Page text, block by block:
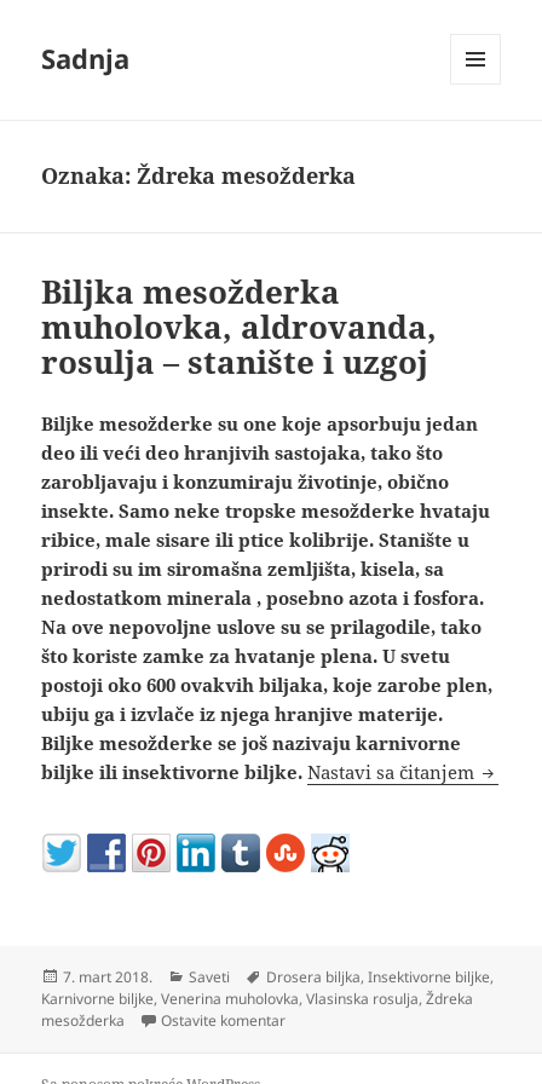
Sadnja
Oznaka:Ždreka mesožderka
Biljka mesožderka
muholovka, aldrovanda,
rosulja – stanište i uzgoj
Biljke mesožderke su one koje apsorbuju jedan
deo ili veći deo hranjivih sastojaka, tako što
zarobljavaju i konzumiraju životinje, obično
insekte. Samo neke tropske mesožderke hvataju
ribice, male sisare ili ptice kolibrije. Stanište u
prirodi su im siromašna zemljišta, kisela, sa
nedostatkom minerala , posebno azota i fosfora.
Na ove nepovoljne uslove su se prilagodile, tako
što koriste zamke za hvatanje plena. U svetu
postoji oko 600 ovakvih biljaka, koje zarobe plen,
ubiju ga i izvlače iz njega hranjive materije.
Biljke mesožderke se još nazivaju karnivorne
biljke ili insektivorne biljke. Nastavi sa čitanjem Biljka
Objavljeno
7. mart 2018. Kategorije
Saveti Oznake
Drosera biljka,Insektivorne biljke,
Karnivorne biljke,Venerina muholovka,Vlasinska rosulja,Ždreka
mesožderka
Ostavite komentarna Biljka mesožderka muholovka,